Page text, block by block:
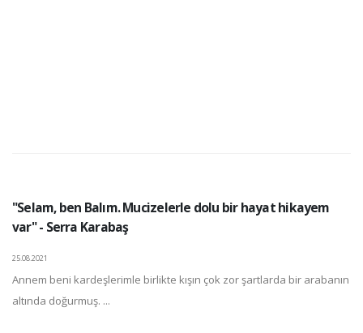
"Selam, ben Balım. Mucizelerle dolu bir hayat hikayem
var" - Serra Karabaş
25.08.2021
Annem beni kardeşlerimle birlikte kışın çok zor şartlarda bir arabanın
altında doğurmuş. ...